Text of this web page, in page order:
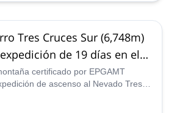
Tres Cruces Sur (6,748m)
de 19 días en el
certificado por EPGAMT
de ascenso al Nevado Tres